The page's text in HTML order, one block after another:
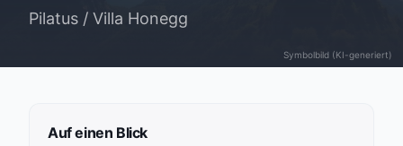
Symbolbild (KI-generiert)
Pilatus / Villa Honegg
Auf einen Blick